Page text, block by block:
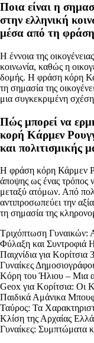
Ποια είναι η
στην ελληνική
μέσα από τη
Η έννοια της
κοινωνία, καθώς η
δομής. Η φράση κόρη
τη σημασία της
μια συγκεκριμένη
Πώς μπορεί να
κορή Κάρμεν
και πολιτισμικής
Η φράση κόρη Κάρμεν
άποψης ως ένας τρόπος
μεταξύ ατόμων. Από
αντιπροσωπεύει την
τη σημασία της
Τριχόπτωση Γυναικών:
Φύλαξη και Συντροφιά
Παιχνίδια για
Γυναίκες
Κόρη του Ήλιου – Μια
Geox για Κορίτσια: Οι
Παιδικά Αμάνικα
Ταύρος: Τα
Κλίση της Αρχαίας
Γυναίκες: Συμπτώματα